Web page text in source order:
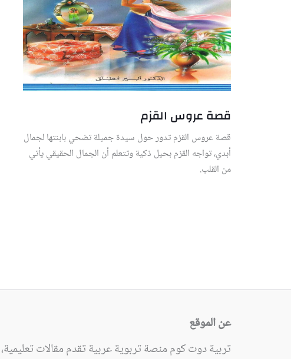
قصة عروس القزم
قصة عروس القزم تدور حول سيدة جميلة تضحي بابنتها لجمال
أبدي، تواجه القزم بحيل ذكية وتتعلم أن الجمال الحقيقي يأتي
من القلب.
عن الموقع
تربية دوت كوم منصة تربوية عربية تقدم مقالات تعليمية،